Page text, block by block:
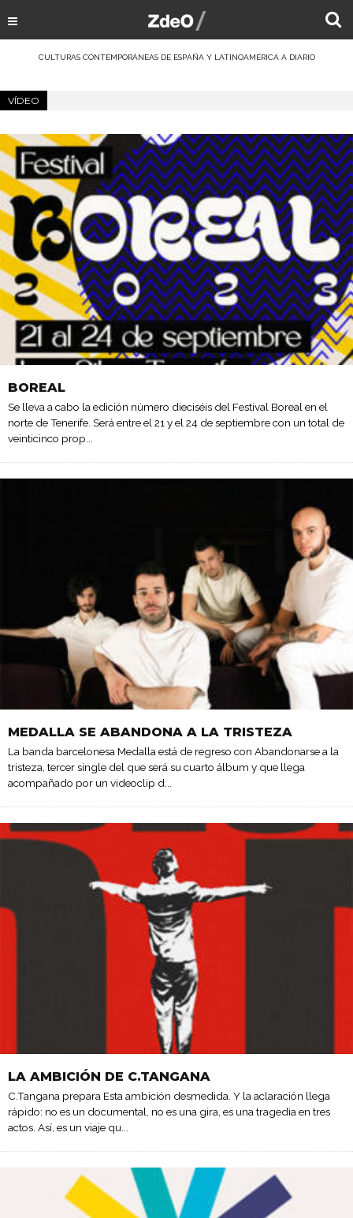
CULTURAS CONTEMPORÁNEAS DE ESPAÑA Y LATINOAMÉRICA A DIARIO
VÍDEO
BOREAL
Se lleva a cabo la edición número dieciséis del Festival Boreal en el
norte de Tenerife. Será entre el 21 y el 24 de septiembre con un total de
veinticinco prop
MEDALLA SE ABANDONA A LA TRISTEZA
La banda barcelonesa Medalla está de regreso con Abandonarse a la
tristeza, tercer single del que será su cuarto álbum y que llega
acompañado por un videoclip d
LA AMBICIÓN DE C.TANGANA
C.Tangana prepara Esta ambición desmedida. Y la aclaración llega
rápido: no es un documental, no es una gira, es una tragedia en tres
actos. Así, es un viaje qu